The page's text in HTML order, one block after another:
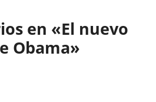
en «El nuevo
Obama»